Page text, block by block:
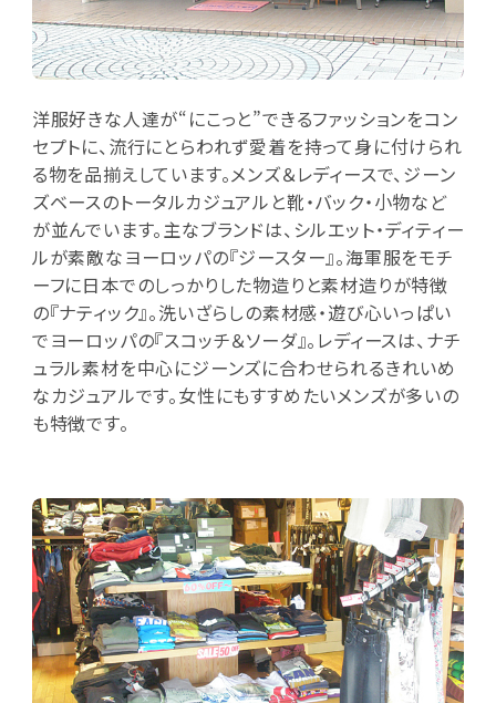
洋服好きな人達が“にこっと”できるファッションをコン
セプトに、流行にとらわれず愛着を持って身に付けられ
る物を品揃えしています。メンズ＆レディースで、ジーン
ズベースのトータルカジュアルと靴・バック・小物など
が並んでいます。主なブランドは、シルエット・ディティー
ルが素敵なヨーロッパの『ジースター』。海軍服をモチ
ーフに日本でのしっかりした物造りと素材造りが特徴
の『ナティック』。洗いざらしの素材感・遊び心いっぱい
でヨーロッパの『スコッチ＆ソーダ』。レディースは、ナチ
ュラル素材を中心にジーンズに合わせられるきれいめ
なカジュアルです。女性にもすすめたいメンズが多いの
も特徴です。